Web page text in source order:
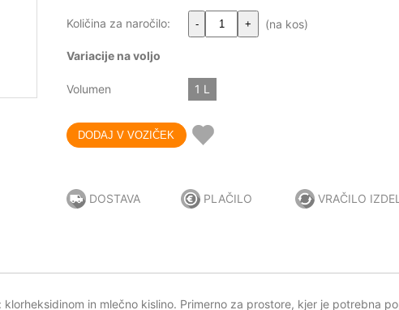
Količina za naročilo: - + (na kos)
Variacije na voljo
Volumen 1 L
DOSTAVA PLAČILO VRAČILO
in mlečno kislino. Primerno za prostore, kjer je potrebna